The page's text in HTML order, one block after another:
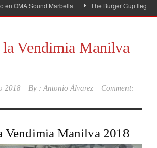
Sound Marbella The Burger Cup llega a
la Vendimia Manilva
2018 By : Antonio Álvarez
Comment:
Vendimia Manilva 2018